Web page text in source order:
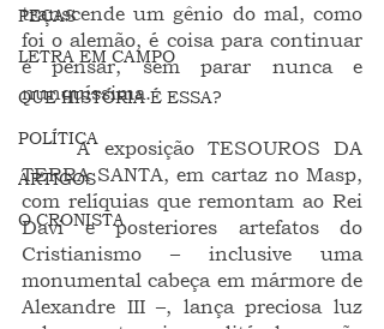
PEÇAS
LETRA EM CAMPO
QUE HISTÓRIA É ESSA?
POLÍTICA
ARTIGOS
O CRONISTA
transcende um gênio do mal, como
foi o alemão, é coisa para continuar
e pensar, sem parar nunca e
nunquíssima.
	A exposição TESOUROS DA
TERRA SANTA, em cartaz no Masp,
com relíquias que remontam ao Rei
Davi e posteriores artefatos do
Cristianismo – inclusive uma
monumental cabeça em mármore de
Alexandre III –, lança preciosa luz